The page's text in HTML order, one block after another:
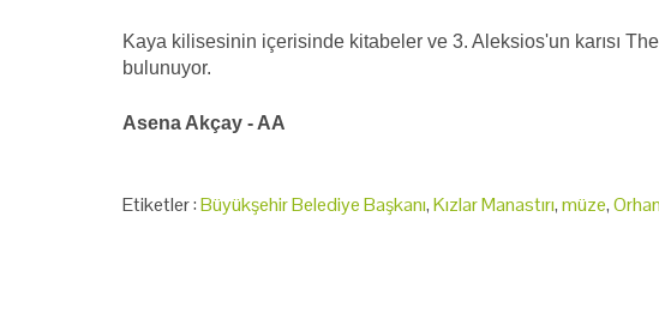
Kaya kilisesinin içerisinde kitabeler ve 3. Aleksios'un karısı
bulunuyor.
Asena Akçay - AA
Etiketler :Büyükşehir Belediye Başkanı,Kızlar Manastırı,müze,